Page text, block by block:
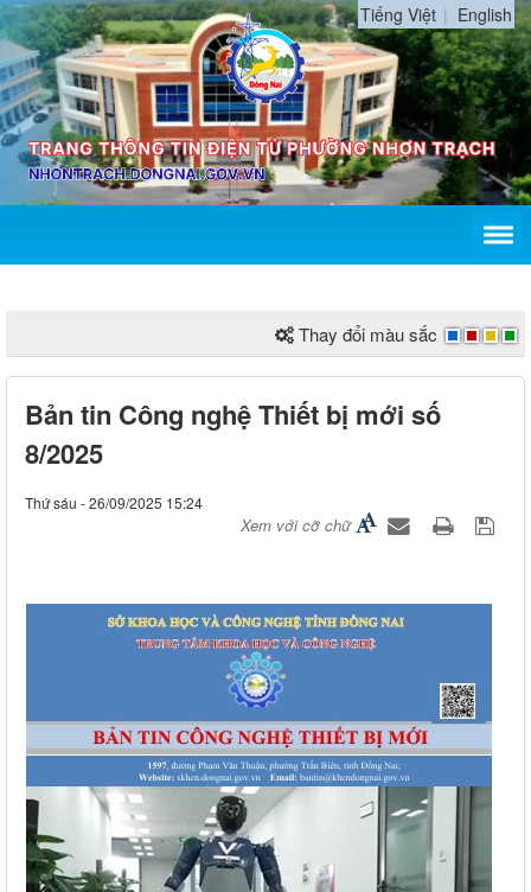
Tiếng Việt English
Thay đổi màu sắc
Bản tin Công nghệ Thiết bị mới số
8/2025
Thứ sáu - 26/09/2025 15:24
Xem với cỡ chữ